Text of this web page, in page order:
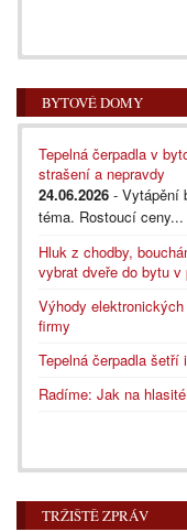
BYTOVÉ DOMY
Tepelná čerpadla v
strašení a nepravdy
24.06.2026 - Vytápění
téma. Rostoucí ceny...
Hluk z chodby,
vybrat dveře do bytu v
Výhody
firmy
Tepelná čerpadla šetří
Radíme: Jak na
TRŽIŠTĚ ZPRÁV